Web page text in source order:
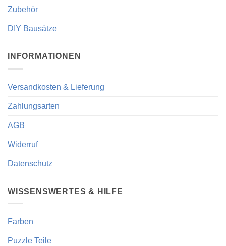
Zubehör
DIY Bausätze
INFORMATIONEN
Versandkosten & Lieferung
Zahlungsarten
AGB
Widerruf
Datenschutz
WISSENSWERTES & HILFE
Farben
Puzzle Teile